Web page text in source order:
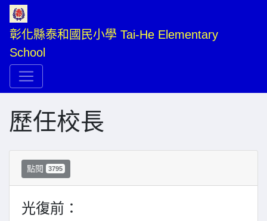
彰化縣泰和國民小學 Tai-He Elementary
School
歷任校長
點閱 3795
光復前：